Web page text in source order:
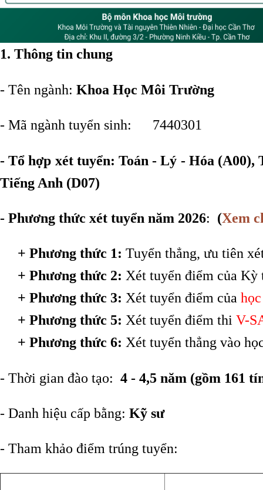
1. Thông tin chung
- Tên ngành: Khoa Học Môi Trường
- Mã ngành tuyển sinh: 7440301
- Tổ hợp xét tuyển: Toán - Lý - Hóa (A00),
Tiếng Anh (D07)
- Phương thức xét tuyển năm 2026: (Xem
+ Phương thức 1: Tuyển thẳng, ưu tiên
+ Phương thức 2: Xét tuyển điểm của
+ Phương thức 3: Xét tuyển điểm của
+ Phương thức 5: Xét tuyển điểm thi V-
+ Phương thức 6: Xét tuyển thẳng vào
- Thời gian đào tạo: 4 - 4,5 năm (gồm 161
- Danh hiệu cấp bằng: Kỹ sư
- Tham khảo điểm trúng tuyển: